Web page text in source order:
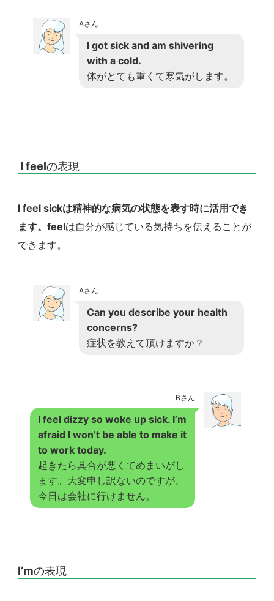
Aさん
I got sick and am shivering
with a cold.
体がとても重くて寒気がします。
I feelの表現
I feel sickは精神的な病気の状態を表す時に活用でき
ます。 feelは自分が感じている気持ちを伝えることが
できます。
Aさん
Can you describe your health
concerns?
症状を教えて頂けますか？
Bさん
I feel dizzy so woke up sick. I’m
afraid I won’t be able to make it
to work today.
起きたら具合が悪くてめまいがし
ます。大変申し訳ないのですが、
今日は会社に行けません。
I’mの表現